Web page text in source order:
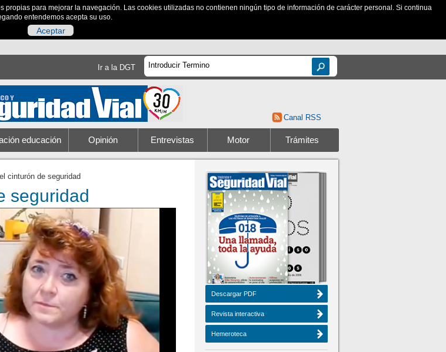
para mejorar la navegación. Las cookies utilizadas no contienen ningún tipo de información de carácter personal. Si continua
entendemos acepta su uso.
Aceptar
Ir a la DGT
Canal RSS
educación Opinión Entrevistas Motor Trámites
cinturón de seguridad
seguridad
Descargar PDF
Revista interactiva
Hemeroteca